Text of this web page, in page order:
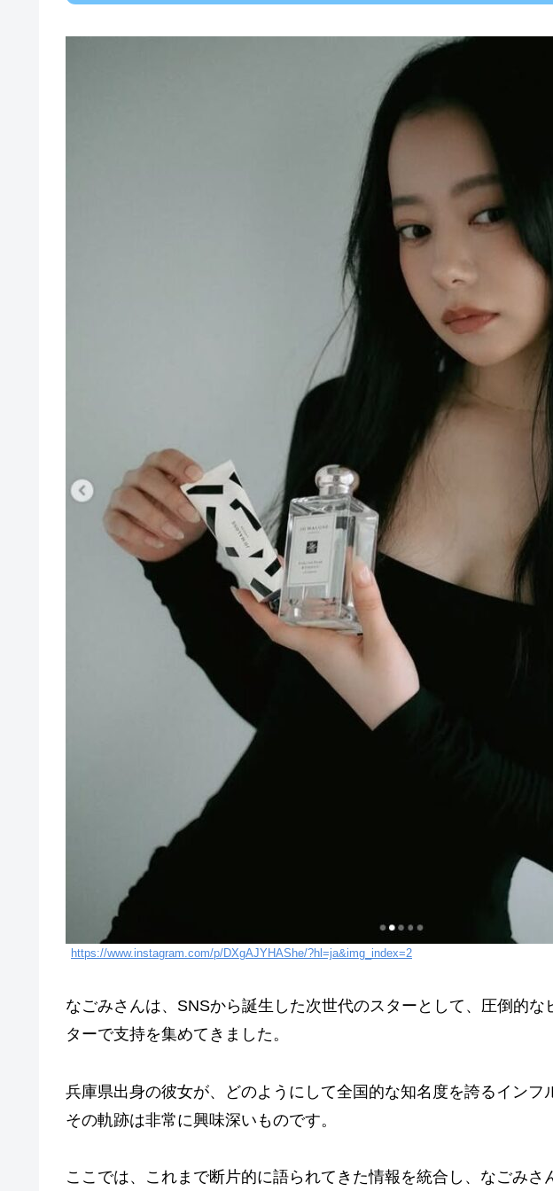
https://www.instagram.com/p/DXgAJYHAShe/?hl=ja&img_index=2
なごみさんは、SNSから誕生した次世代のスターとして、圧倒的な
ターで支持を集めてきました。
兵庫県出身の彼女が、どのようにして全国的な知名度を誇るインフ
その軌跡は非常に興味深いものです。
ここでは、これまで断片的に語られてきた情報を統合し、なごみさ